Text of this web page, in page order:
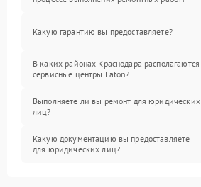
Какую гарантию вы предоставляете?
В каких районах Краснодара располагаются
сервисные центры Eaton?
Выполняете ли вы ремонт для юридических
лиц?
Какую документацию вы предоставляете
для юридических лиц?